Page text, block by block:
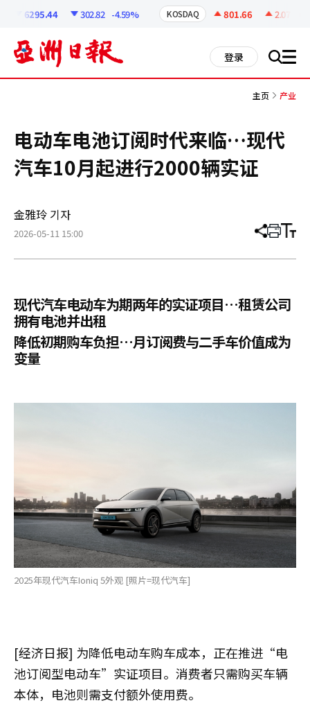
6295.44 302.82 -4.59% KOSDAQ 801.66 2.07
登录 搜 all
主页 产业
电动车电池订阅时代来临…现代
汽车10月起进行2000辆实证
金雅玲 기자
2026-05-11 15:00 分
章
打 调
小
现代汽车电动车为期两年的实证项目…租赁公司
拥有电池并出租
降低初期购车负担…月订阅费与二手车价值成为
变量
2025年现代汽车Ioniq 5外观 [照片=现代汽车]
[经济日报] 为降低电动车购车成本，正在推进“电
池订阅型电动车”实证项目。消费者只需购买车辆
本体，电池则需支付额外使用费。